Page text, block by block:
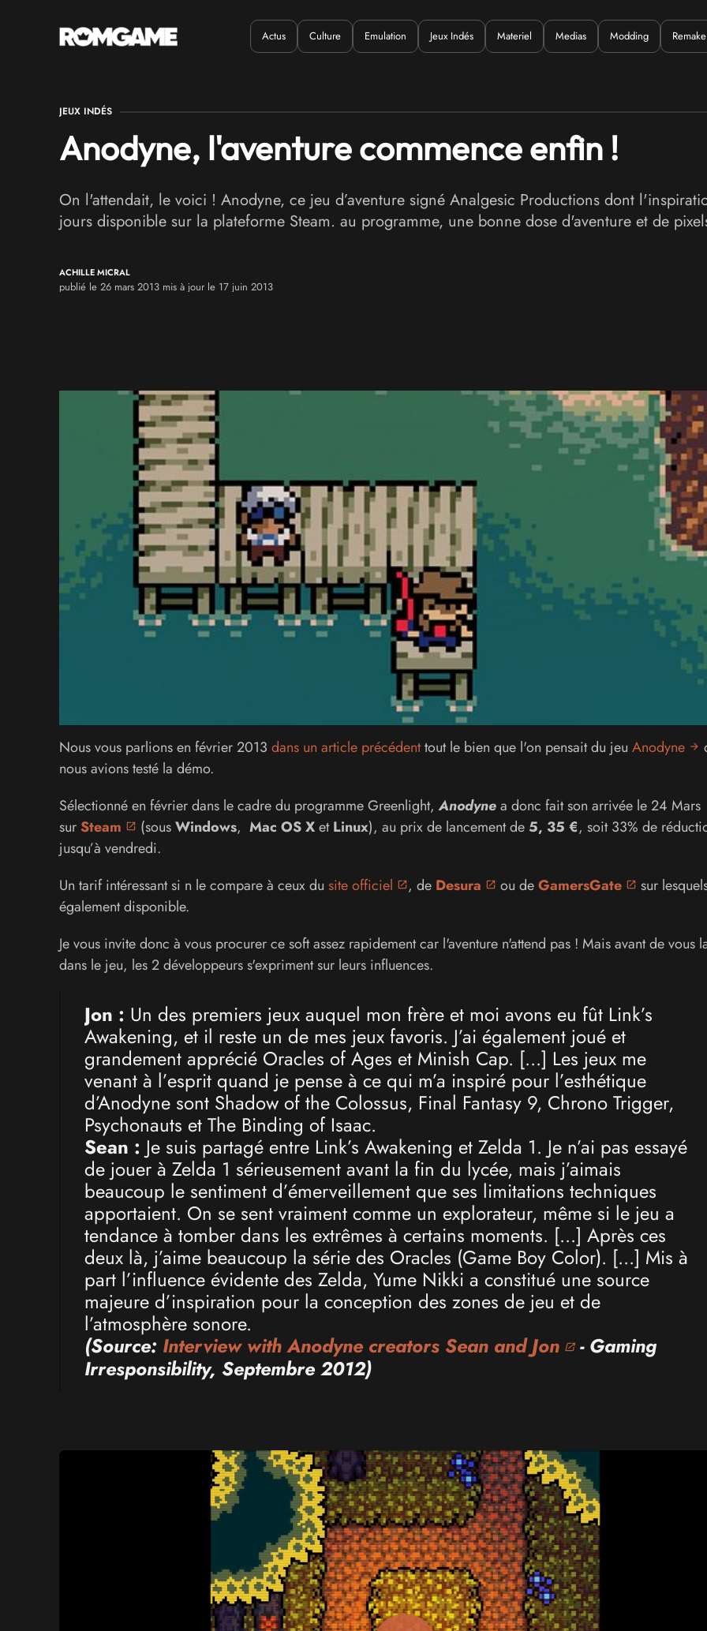
Quand ? Où ? Quoi ?
Actus Culture Emulation Jeux Indés Materiel Medias Modding Remake
JEUX INDÉS
Anodyne, l'aventure commence enfin !
On l'attendait, le voici ! Anodyne, ce jeu d’aventure signé Analgesic Productions dont
jours disponible sur la plateforme Steam. au programme, une bonne dose d'aventure et de
ACHILLE MICRAL
publié le 26 mars 2013 mis à jour le 17 juin 2013
Nous vous parlions en février 2013 dans un article précédenttout le bien que l'on pensait du jeu Anodyne
nous avions testé la démo.
Sélectionné en févrierdans le cadre du programme Greenlight,Anodyne a donc fait son arrivée le 24 Mars
surSteam (sousWindows, Mac OS XetLinux), au prix de lancement de 5, 35 €, soit 33% de
jusqu’à vendredi.
Un tarif intéressant si n le compare à ceux du site officiel , de Desura ou deGamersGate
sur
également disponible.
Je vous invite donc à vous procurer ce soft assez rapidement car l'aventure n'attend pas ! Mais avant de vous
dans le jeu, les 2 développeurs s'expriment sur leurs influences.
Jon : Un des premiers jeux auquel mon frère et moi avons eu fût Link’s
Awakening, et il reste un de mes jeux favoris. J’ai également joué et
grandement apprécié Oracles of Ages et Minish Cap. [...] Les jeux me
venant à l’esprit quand je pense à ce qui m’a inspiré pour l’esthétique
d’Anodyne sont Shadow of the Colossus, Final Fantasy 9, Chrono Trigger,
Psychonauts et The Binding of Isaac.
Sean : Je suis partagé entre Link’s Awakening et Zelda 1. Je n’ai pas essayé
de jouer à Zelda 1 sérieusement avant la fin du lycée, mais j’aimais
beaucoup le sentiment d’émerveillement que ses limitations techniques
apportaient. On se sent vraiment comme un explorateur, même si le jeu a
tendance à tomber dans les extrêmes à certains moments. [...] Après ces
deux là, j’aime beaucoup la série des Oracles (Game Boy Color). [...] Mis à
part l’influence évidente des Zelda, Yume Nikki a constitué une source
majeure d’inspiration pour la conception des zones de jeu et de
l’atmosphère sonore.
(Source: Interview with Anodyne creators Sean and Jon - Gaming
Irresponsibility, Septembre 2012)